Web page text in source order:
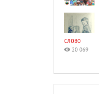
слово
20 069